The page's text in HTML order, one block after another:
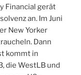
Financial gerät
an. Im Juni
New Yorker
Dann
kommt in
die WestLB und